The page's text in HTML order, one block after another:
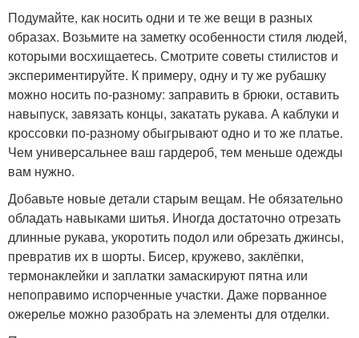
Подумайте, как носить одни и те же вещи в разных
образах. Возьмите на заметку особенности стиля людей,
которыми восхищаетесь. Смотрите советы стилистов и
экспериментируйте. К примеру, одну и ту же рубашку
можно носить по-разному: заправить в брюки, оставить
навыпуск, завязать концы, закатать рукава. А каблуки и
кроссовки по-разному обыгрывают одно и то же платье.
Чем универсальнее ваш гардероб, тем меньше одежды
вам нужно.
Добавьте новые детали старым вещам. Не обязательно
обладать навыками шитья. Иногда достаточно отрезать
длинные рукава, укоротить подол или обрезать джинсы,
превратив их в шорты. Бисер, кружево, заклёпки,
термонаклейки и заплатки замаскируют пятна или
непоправимо испорченные участки. Даже порванное
ожерелье можно разобрать на элементы для отделки.